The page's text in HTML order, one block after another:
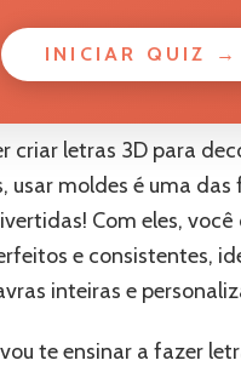
INICIAR QUIZ →
criar letras 3D para
usar moldes é uma das
Com eles, você
e consistentes,
inteiras e
te ensinar a fazer